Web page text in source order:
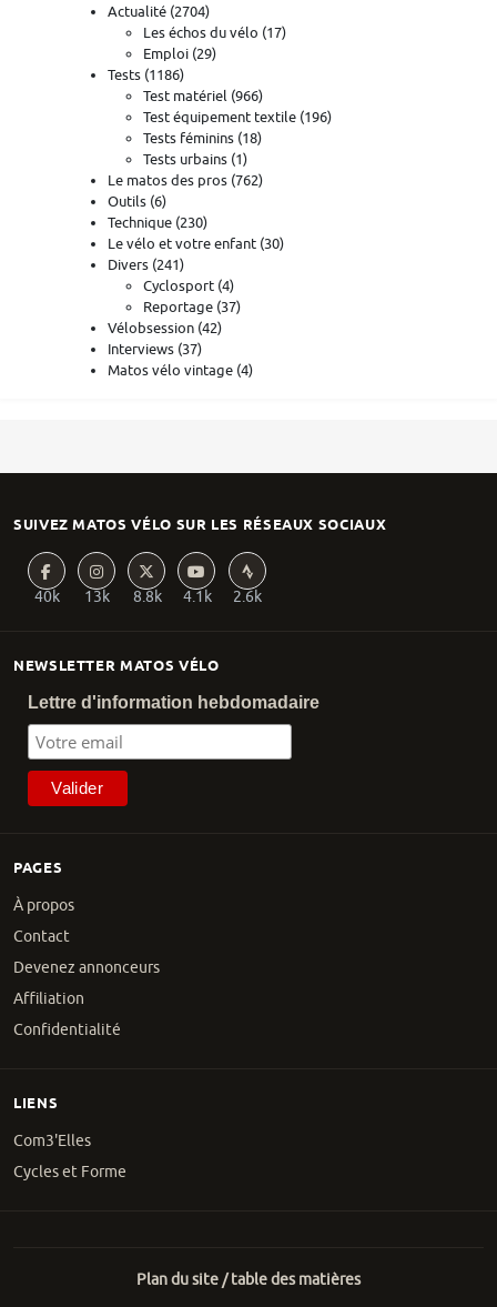
Actualité (2704)
Les échos du vélo (17)
Emploi (29)
Tests (1186)
Test matériel (966)
Test équipement textile (196)
Tests féminins (18)
Tests urbains (1)
Le matos des pros (762)
Outils (6)
Technique (230)
Le vélo et votre enfant (30)
Divers (241)
Cyclosport (4)
Reportage (37)
Vélobsession (42)
Interviews (37)
Matos vélo vintage (4)
PAGES
À propos
Contact
Devenez annonceurs
Affiliation
Confidentialité
NEWSLETTER MATOS VÉLO
Lettre d'information hebdomadaire
SUIVEZ MATOS VÉLO SUR LES RÉSEAUX SOCIAUX
40k 13k 8.8k 4.1k 2.6k
LIENS
Com3'Elles
Cycles et Forme
Plan du site / table des matières